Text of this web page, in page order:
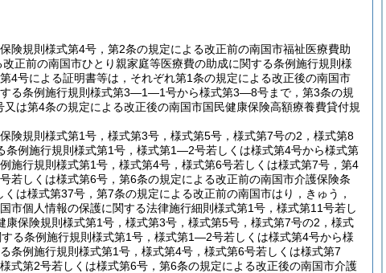
険規則様式第4号，第2条の規定による改正前の南国市福祉医療費助
前の南国市ひとり親家庭等医療費の助成に関する条例施行規則様
4号による証明書等は，それぞれ第1条の規定による改正後の南国市
る条例施行規則様式第3―1―1号から様式第3―8号まで，第3条の規
は第4条の規定による改正後の南国市国民健康保険高額療養費貸付規
険規則様式第1号，様式第3号，様式第5号，様式第7号の2，様式第8
例施行規則様式第1号，様式第1―2号若しくは様式第4号から様式第
施行規則様式第1号，様式第4号，様式第6号若しくは様式第7号，第4
若しくは様式第6号，第6条の規定による改正前の南国市介護保険条
は様式第37号，第7条の規定による改正前の南国市はり，きゅう，
市個人情報の保護に関する法律施行細則様式第1号，様式第11号若し
保険規則様式第1号，様式第3号，様式第5号，様式第7号の2，様式
る条例施行規則様式第1号，様式第1―2号若しくは様式第4号から様
条例施行規則様式第1号，様式第4号，様式第6号若しくは様式第7
式第2号若しくは様式第6号，第6条の規定による改正後の南国市介護